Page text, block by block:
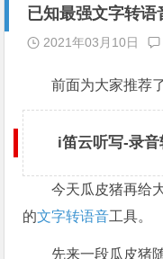
已知最强文字转语
2021年03月10日
前面为大家推荐
i笛云听写-录
今天瓜皮猪再给
的文字转语音工具。
先来一段瓜皮猪